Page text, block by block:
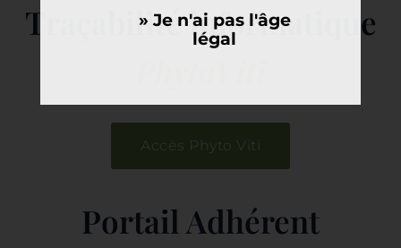
» Je n'ai pas l'âge
légal
Traçabilité informatique
Accès Phyto Viti
Portail Adhérent